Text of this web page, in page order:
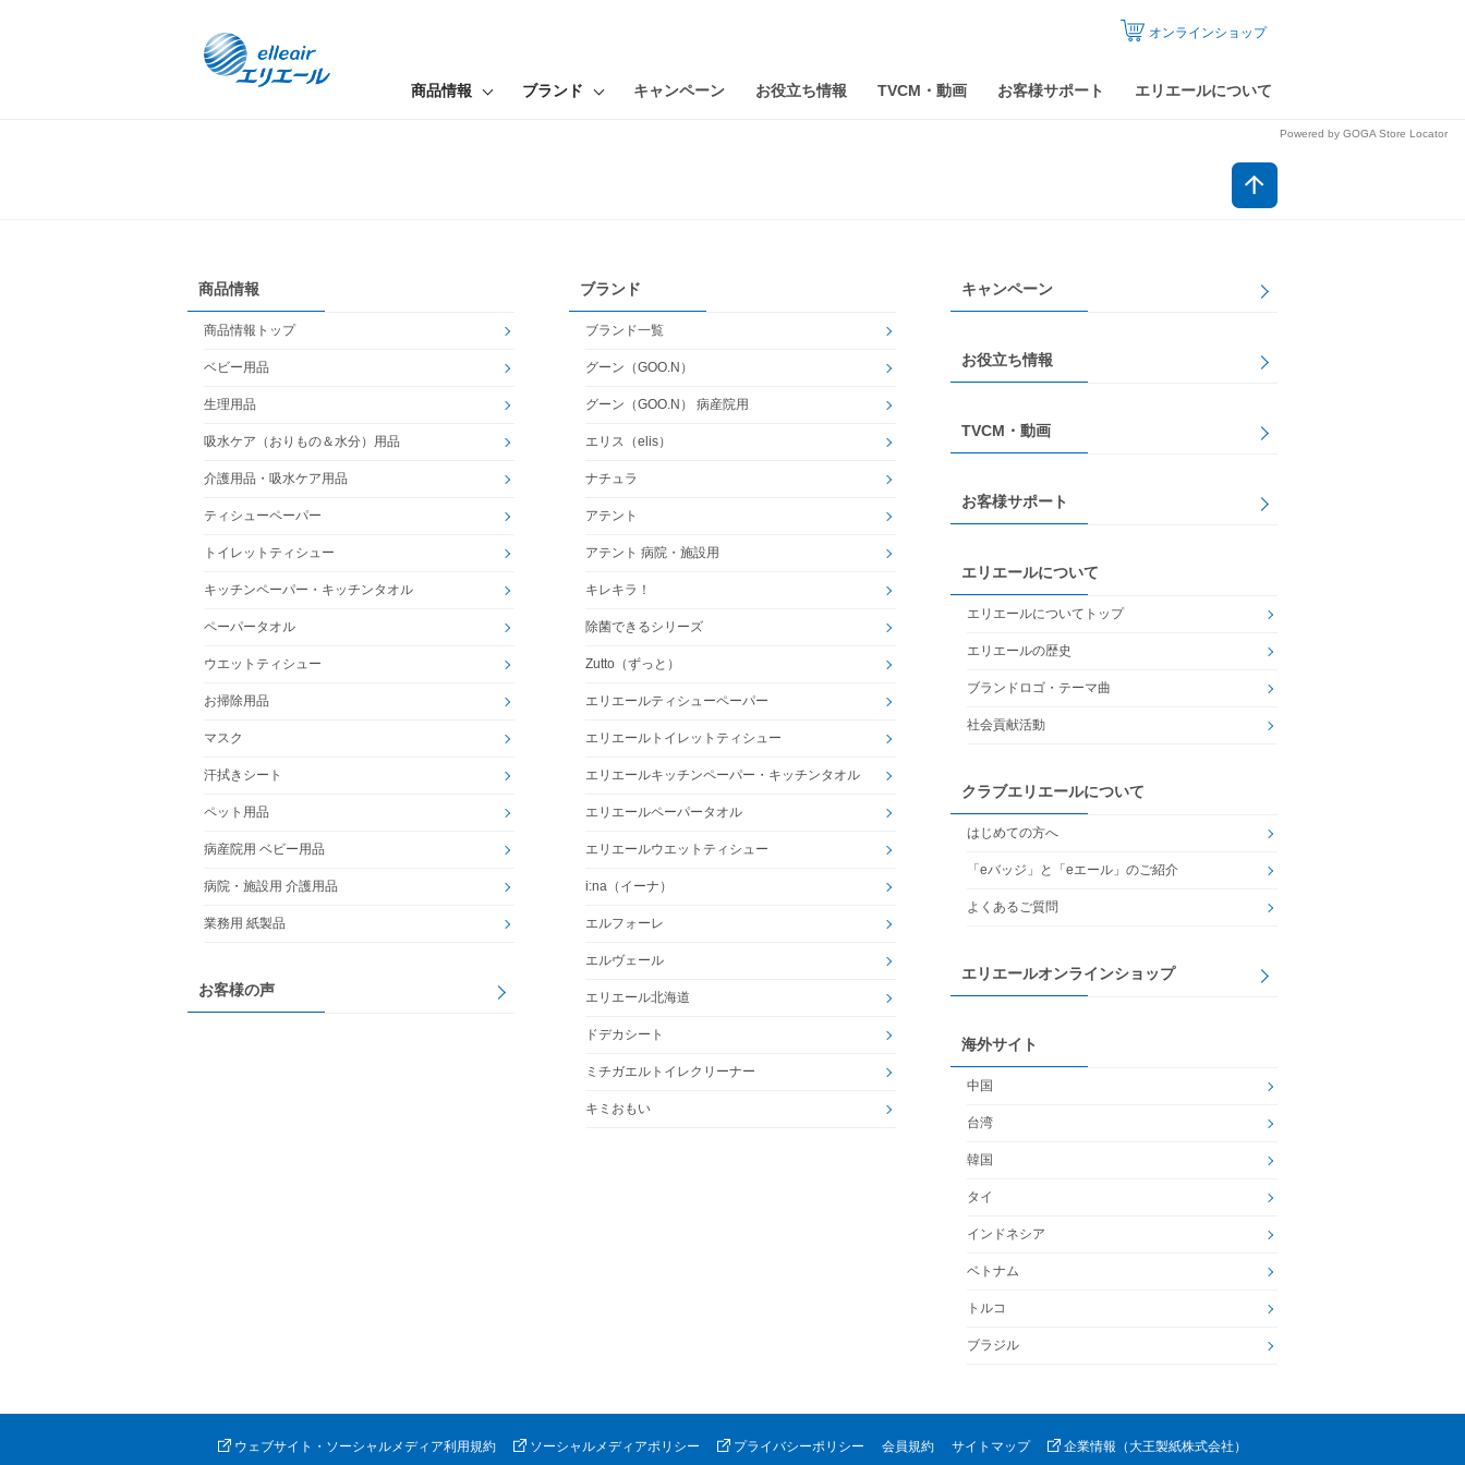
商品情報 ブランド キャンペーン お役立ち情報 TVCM・動画 お客様サポート エリエールについて
オンラインショップ
Powered by GOGA Store Locator
商品情報
商品情報トップ
ベビー用品
生理用品
吸水ケア（おりもの＆水分）用品
介護用品・吸水ケア用品
ティシューペーパー
トイレットティシュー
キッチンペーパー・キッチンタオル
ペーパータオル
ウエットティシュー
お掃除用品
マスク
汗拭きシート
ペット用品
病産院用 ベビー用品
病院・施設用 介護用品
業務用 紙製品
お客様の声
ブランド
ブランド一覧
グーン（GOO.N）
グーン（GOO.N） 病産院用
エリス（elis）
ナチュラ
アテント
アテント 病院・施設用
キレキラ！
除菌できるシリーズ
Zutto（ずっと）
エリエールティシューペーパー
エリエールトイレットティシュー
エリエールキッチンペーパー・キッチンタオル
エリエールペーパータオル
エリエールウエットティシュー
i:na（イーナ）
エルフォーレ
エルヴェール
エリエール北海道
ドデカシート
ミチガエルトイレクリーナー
キミおもい
キャンペーン
お役立ち情報
TVCM・動画
お客様サポート
エリエールについて
エリエールについてトップ
エリエールの歴史
ブランドロゴ・テーマ曲
社会貢献活動
クラブエリエールについて
はじめての方へ
「eバッジ」と「eエール」のご紹介
よくあるご質問
エリエールオンラインショップ
海外サイト
中国
台湾
韓国
タイ
インドネシア
ベトナム
トルコ
ブラジル
ウェブサイト・ソーシャルメディア利用規約 ソーシャルメディアポリシー プライバシーポリシー 会員規約 サイトマップ 企業情報（大王製紙株式会社）